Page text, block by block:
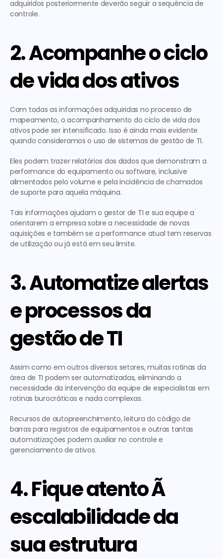
adquiridos posteriormente deverão seguir a sequência de
controle.
2. Acompanhe o ciclo
de vida dos ativos
Com todas as informações adquiridas no processo de
mapeamento, o acompanhamento do ciclo de vida dos
ativos pode ser intensificado. Isso é ainda mais evidente
quando consideramos o uso de sistemas de gestão de TI.
Eles podem trazer relatórios dos dados que demonstram a
performance do equipamento ou software, inclusive
alimentados pelo volume e pela incidência de chamados
de suporte para aquela máquina.
Tais informações ajudam o gestor de TI e sua equipe a
orientarem a empresa sobre a necessidade de novas
aquisições e também se a performance atual tem reservas
de utilização ou já está em seu limite.
3. Automatize alertas
e processos da
gestão de TI
Assim como em outros diversos setores, muitas rotinas da
área de TI podem ser automatizadas, eliminando a
necessidade da intervenção da equipe de especialistas em
rotinas burocráticas e nada complexas.
Recursos de autopreenchimento, leitura do código de
barras para registros de equipamentos e outras tantas
automatizações podem auxiliar no controle e
gerenciamento de ativos.
4. Fique atento Ã
escalabilidade da
sua estrutura